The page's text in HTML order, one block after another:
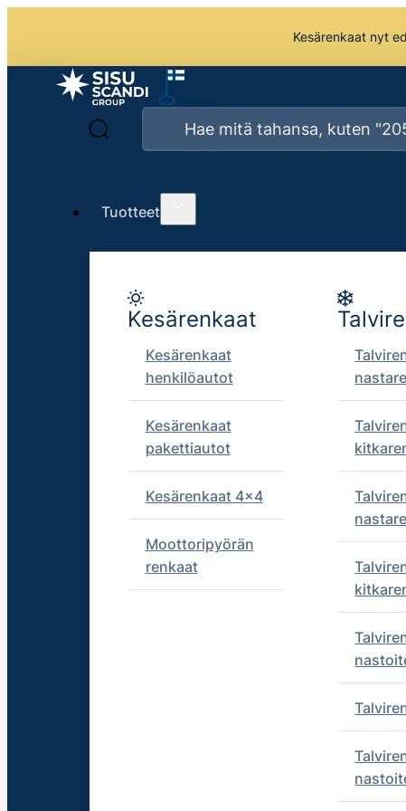
Kesärenkaat nyt
Tuotteet
Kesärenkaat
Kesärenkaat
henkilöautot
Kesärenkaat
pakettiautot
Kesärenkaat 4x4
Moottoripyörän
renkaat